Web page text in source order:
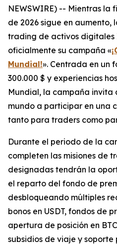
NEWSWIRE) -- Mientras
de 2026 sigue en
trading de activos digitales
oficialmente su campaña «
Mundial!». Centrada en un
300.000 $ y experiencias
Mundial, la campaña invita
mundo a participar en una
tanto para traders como
Durante el periodo de la
completen las misiones de
designadas tendrán la
el reparto del fondo de
desbloqueando múltiples
bonos en USDT, fondos de
apertura de posición en
subsidios de viaje y